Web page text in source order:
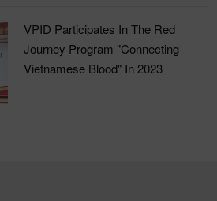
VPID Participates In The Red
Journey Program "Connecting
Vietnamese Blood" In 2023